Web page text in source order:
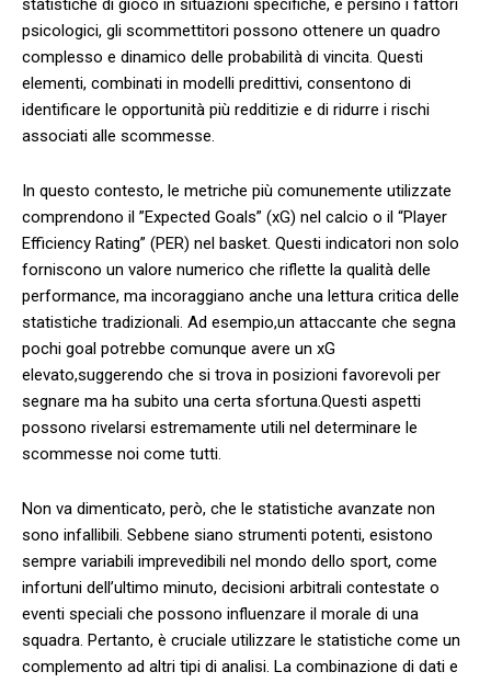
‍psicologici,‌ gli scommettitori possono⁣ ottenere un quadro⁤
complesso e dinamico delle probabilità di vincita. Questi
⁢elementi, combinati in modelli predittivi, consentono di
identificare⁤ le opportunità più redditizie e di ridurre ​i rischi
associati alle scommesse.
In‌ questo contesto, le metriche più‌ comunemente utilizzate
comprendono il ​”Expected Goals” (xG) nel calcio o il “Player
Efficiency Rating” (PER)⁢ nel‍ basket. Questi ⁣indicatori ​non solo
forniscono un valore numerico che riflette ⁣la qualità ‍delle
performance, ma⁢ incoraggiano anche una lettura critica delle
statistiche tradizionali. Ad esempio,un attaccante‍ che segna
pochi goal potrebbe comunque avere un xG
‌elevato,suggerendo⁢ che si⁣ trova in posizioni favorevoli per
segnare ma ha subito una ​certa sfortuna.Questi aspetti
possono rivelarsi​ estremamente utili nel determinare ⁤le
⁤scommesse‍ noi ‌come tutti.
Non va dimenticato, però, che ‍le statistiche avanzate non
sono infallibili.⁢ Sebbene siano strumenti⁢ potenti, esistono
⁢sempre variabili imprevedibili nel mondo dello sport, come​
infortuni dell’ultimo ‌minuto, ⁤decisioni arbitrali contestate o‌
eventi speciali che ⁤possono influenzare ​il ⁣morale di una
squadra. Pertanto,​ è cruciale utilizzare le statistiche come⁣ un
complemento ad‍ altri‍ tipi di analisi. La combinazione di dati e